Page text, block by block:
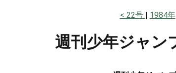
22号 1984年
週刊少年ジャン